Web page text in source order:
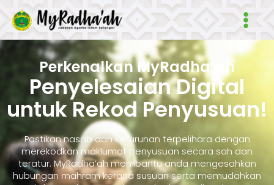
Main
Perkenalkan MyRadha’ah
Penyelesaian Digital
untuk Rekod Penyusuan!
Pastikan nasab dan keturunan terpelihara dengan
merekodkan maklumat penyusuan secara sah dan
teratur. MyRadha’ah membantu anda mengesahkan
hubungan mahram kerana susuan serta memudahkan